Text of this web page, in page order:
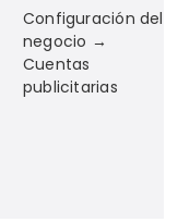
Configuración del
negocio →
Cuentas
publicitarias